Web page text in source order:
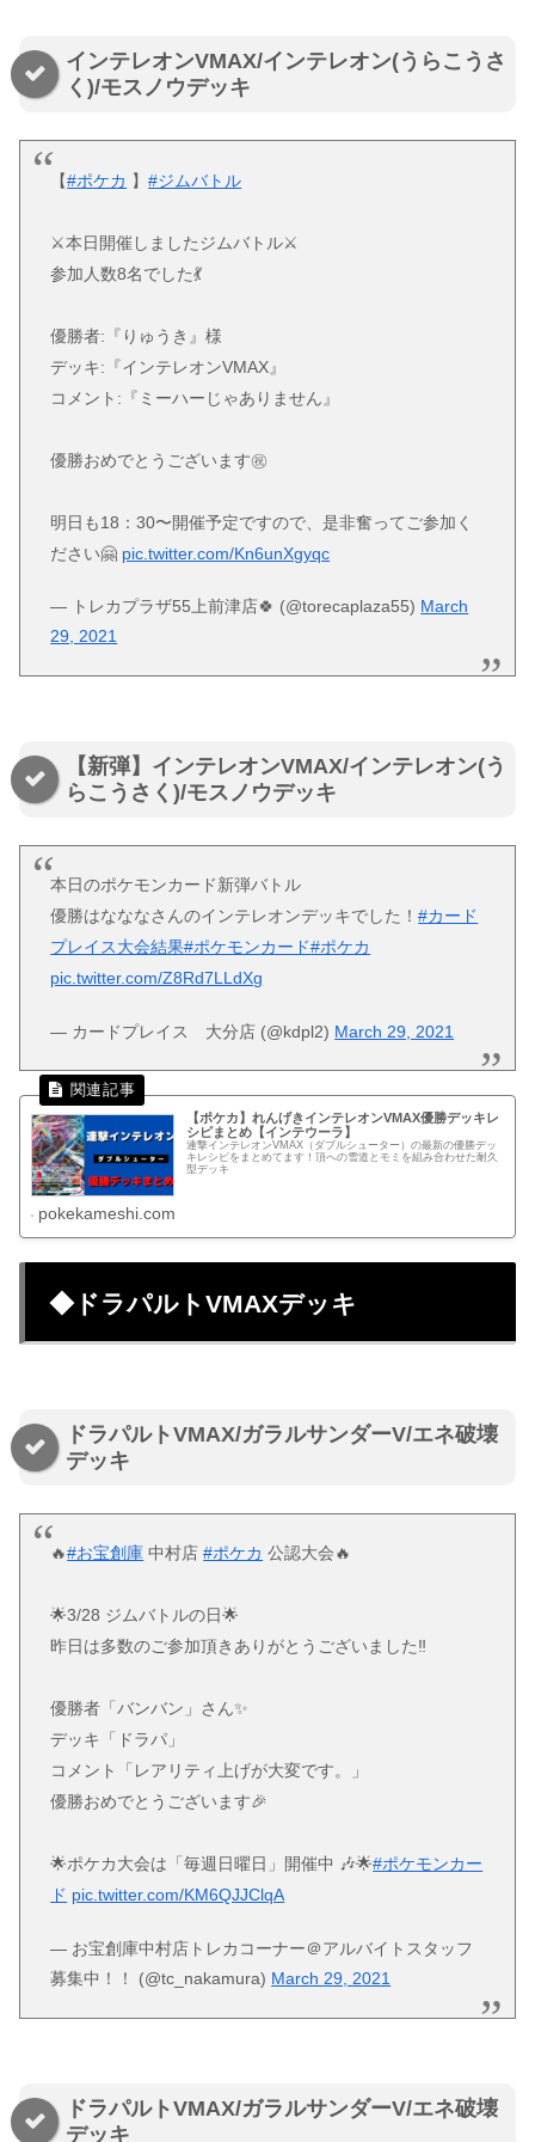
インテレオンVMAX/インテレオン(うらこうさ
く)/モスノウデッキ
【#ポケカ 】#ジムバトル
⚔本日開催しましたジムバトル⚔
参加人数8名でした💃
優勝者:『りゅうき』様
デッキ:『インテレオンVMAX』
コメント:『ミーハーじゃありません』
優勝おめでとうございます㊗️
明日も18：30〜開催予定ですので、是非奮ってご参加く
ださい🤗 pic.twitter.com/Kn6unXgyqc
— トレカプラザ55上前津店🍀 (@torecaplaza55) March
29, 2021
【新弾】インテレオンVMAX/インテレオン(う
らこうさく)/モスノウデッキ
本日のポケモンカード新弾バトル
優勝はなななさんのインテレオンデッキでした！#カード
プレイス大会結果#ポケモンカード#ポケカ
pic.twitter.com/Z8Rd7LLdXg
— カードプレイス 大分店 (@kdpl2) March 29, 2021
【ポケカ】れんげきインテレオンVMAX優勝デッキレ
シピまとめ【インテウーラ】
連撃インテレオンVMAX（ダブルシューター）の最新の優勝デッ
キレシピをまとめてます！頂への雪道とモミを組み合わせた耐久
型デッキ
pokekameshi.com
◆ドラパルトVMAXデッキ
ドラパルトVMAX/ガラルサンダーV/エネ破壊
デッキ
🔥#お宝創庫 中村店#ポケカ 公認大会🔥
🌟3/28 ジムバトルの日🌟
昨日は多数のご参加頂きありがとうございました‼
優勝者「バンバン」さん✨
デッキ「ドラパ」
コメント「レアリティ上げが大変です。」
優勝おめでとうございます🎉
🌟ポケカ大会は「毎週日曜日」開催中 🎶🌟#ポケモンカー
ド pic.twitter.com/KM6QJJClqA
— お宝創庫中村店トレカコーナー＠アルバイトスタッフ
募集中！！ (@tc_nakamura) March 29, 2021
ドラパルトVMAX/ガラルサンダーV/エネ破壊
デッキ